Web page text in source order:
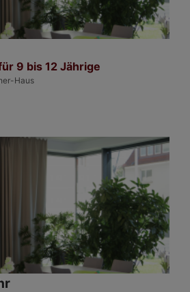
9 bis 12 Jährige
Haus